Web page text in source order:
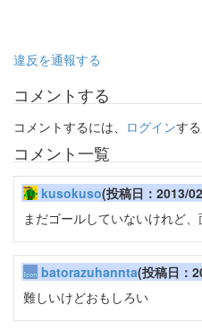
違反を通報する
コメントする
コメントするには、 ログインす
コメント一覧
kusokuso(投稿日：2013/
まだゴールしていないけれど
batorazuhannta(投稿日：
難しいけどおもしろい